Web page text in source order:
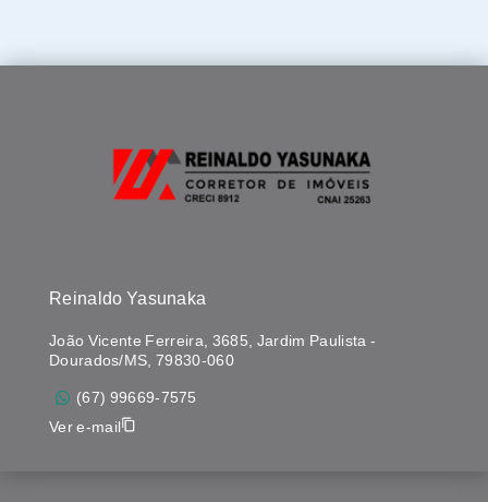
Reinaldo Yasunaka
João Vicente Ferreira, 3685, Jardim Paulista -
Dourados/MS, 79830-060
(67) 99669-7575
Ver e-mail